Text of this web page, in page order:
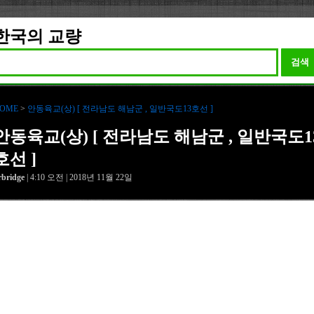
국의 교량
검색
> 안동육교(상) [ 전라남도 해남군 , 일반국도13호선 ]
동육교(상) [ 전라남도 해남군 , 일반국도
선 ]
| 4:10 오전 | 2018년 11월 22일